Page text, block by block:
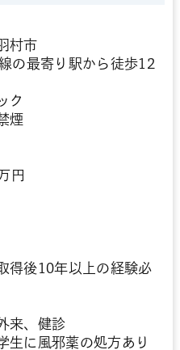
市
最寄り駅から徒歩12
煙
円
得後10年以上の経験必
来、健診
薬の処方あり